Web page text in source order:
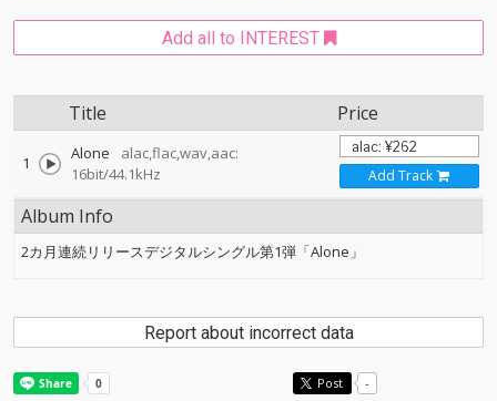
Add all to INTEREST
Title Price
1 Alone
alac,flac,wav,aac:
16bit/44.1kHz
Add Track
Album Info
2カ月連続リリースデジタルシングル第1弾「Alone」
Report about incorrect data
Post -